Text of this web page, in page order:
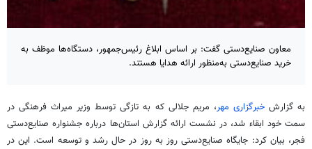
معاون صنایع‌دستی گفت: بر اساس ابلاغ رئیس‌جمهور، دستگاه‌ها موظف به
خرید صنایع‌دستی به‌منظور ارائه هدایا هستند.
به گزارش خبرگزاری مهر، مریم جلالی که به تازگی توسط وزیر میراث فرهنگی در
سمت خود ابقاء شد، در نشست ارائه گزارش استان‌ها درباره جشنواره صنایع‌دستی
فجر، بیان کرد: جایگاه صنایع‌دستی روز به روز در حال رشد و توسعه است. این در